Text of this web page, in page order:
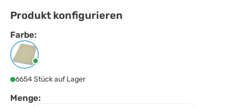
Produkt konfigurieren
Farbe:
Farbeauswählen
Natur
6654 Stück auf Lager
Menge: